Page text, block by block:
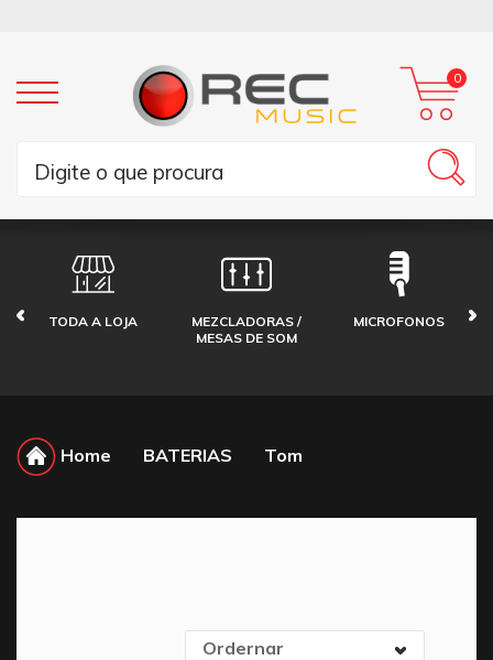
0
TODA A LOJA
MEZCLADORAS /
MESAS DE SOM
MICROFONOS
Home BATERIAS Tom
Ordernar